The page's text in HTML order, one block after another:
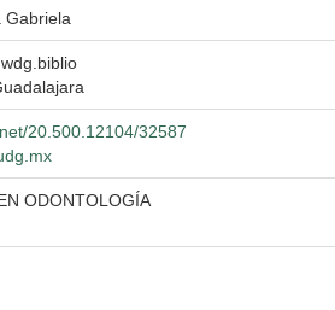
Gabriela
20.500.12104/32587
ODONTOLOGÍA